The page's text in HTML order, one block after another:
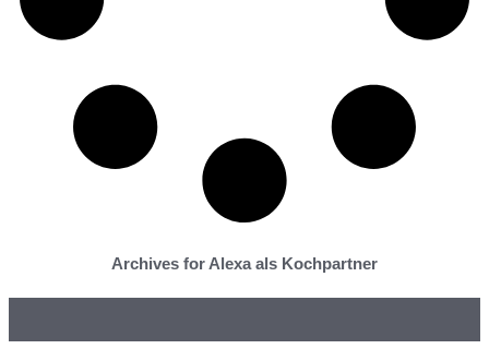
Archives for Alexa als Kochpartner